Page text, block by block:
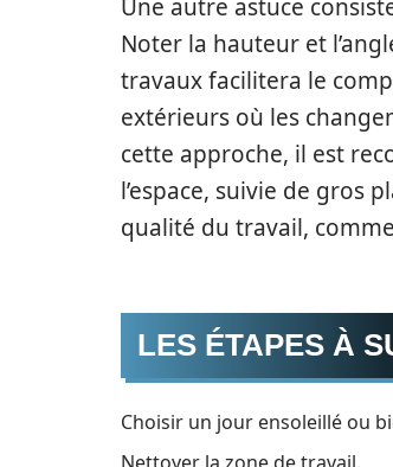
Une autre astuce
Noter la hauteur et
travaux facilitera le
extérieurs où les
cette approche, il est
l’espace, suivie de gros
qualité du travail,
LES ÉTAPES À
Choisir un jour ensoleillé ou